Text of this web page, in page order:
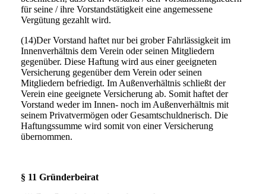
für seine / ihre Vorstandstätigkeit eine angemessene
Vergütung gezahlt wird.
(14)Der Vorstand haftet nur bei grober Fahrlässigkeit im
Innenverhältnis dem Verein oder seinen Mitgliedern
gegenüber. Diese Haftung wird aus einer geeigneten
Versicherung gegenüber dem Verein oder seinen
Mitgliedern befriedigt. Im Außenverhältnis schließt der
Verein eine geeignete Versicherung ab. Somit haftet der
Vorstand weder im Innen- noch im Außenverhältnis mit
seinem Privatvermögen oder Gesamtschuldnerisch. Die
Haftungssumme wird somit von einer Versicherung
übernommen.
§ 11 Gründerbeirat